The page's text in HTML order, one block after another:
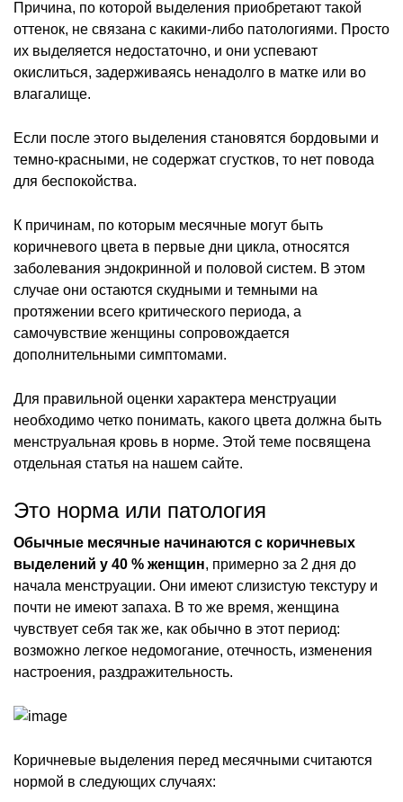
Причина, по которой выделения приобретают такой
оттенок, не связана с какими-либо патологиями. Просто
их выделяется недостаточно, и они успевают
окислиться, задерживаясь ненадолго в матке или во
влагалище.
Если после этого выделения становятся бордовыми и
темно-красными, не содержат сгустков, то нет повода
для беспокойства.
К причинам, по которым месячные могут быть
коричневого цвета в первые дни цикла, относятся
заболевания эндокринной и половой систем. В этом
случае они остаются скудными и темными на
протяжении всего критического периода, а
самочувствие женщины сопровождается
дополнительными симптомами.
Для правильной оценки характера менструации
необходимо четко понимать, какого цвета должна быть
менструальная кровь в норме. Этой теме посвящена
отдельная статья на нашем сайте.
Это норма или патология
Обычные месячные начинаются с коричневых
выделений у 40 % женщин, примерно за 2 дня до
начала менструации. Они имеют слизистую текстуру и
почти не имеют запаха. В то же время, женщина
чувствует себя так же, как обычно в этот период:
возможно легкое недомогание, отечность, изменения
настроения, раздражительность.
Коричневые выделения перед месячными считаются
нормой в следующих случаях: